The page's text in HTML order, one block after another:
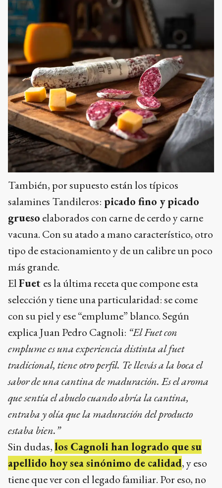
También, por supuesto están los típicos
salamines Tandileros: picado fino y picado
grueso elaborados con carne de cerdo y carne
vacuna. Con su atado a mano característico, otro
tipo de estacionamiento y de un calibre un poco
más grande.
ElFuet es la última receta que compone esta
selección y tiene una particularidad: se come
con su piel y ese “emplume” blanco. Según
explica Juan Pedro Cagnoli: “El Fuet con
emplume es una experiencia distinta al fuet
tradicional, tiene otro perfil. Te llevás a la boca el
sabor de una cantina de maduración. Es el aroma
que sentía el abuelo cuando abría la cantina,
entraba y olía que la maduración del producto
estaba bien.”
Sin dudas,los Cagnoli han logrado que su
apellido hoy sea sinónimo de calidad, y eso
tiene que ver con el legado familiar. Por eso, no